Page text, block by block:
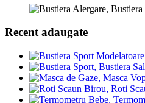
Recent adaugate